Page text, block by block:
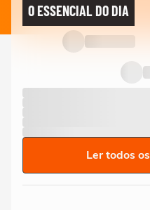
O ESSENCIAL DO DIA
Ler todos